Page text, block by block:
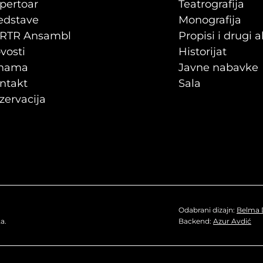
Ansambl
Teatrografija
Monografija
Propisi i drugi
Historijat
Javne nabavke
Sala
Odabrani dizajn: Belma
Backend: Azur Avdić